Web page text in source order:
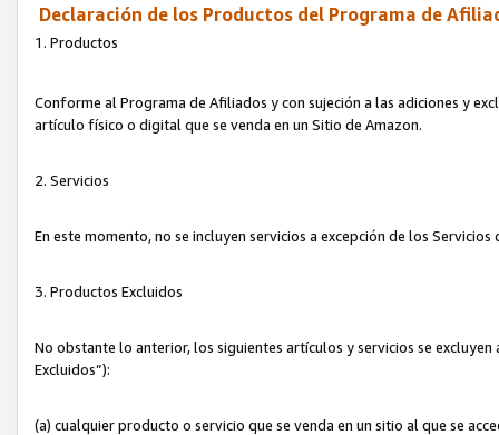
Declaración de los Productos del Programa de
1. Productos
Conforme al Programa de Afiliados y con sujeción a las adiciones y
artículo físico o digital que se venda en un Sitio de Amazon.
2. Servicios
En este momento, no se incluyen servicios a excepción de los
3. Productos Excluidos
No obstante lo anterior, los siguientes artículos y servicios se
Excluidos”):
(a) cualquier producto o servicio que se venda en un sitio al que se